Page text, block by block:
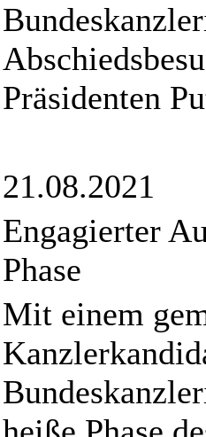
Präsidenten
21.08.2021
Engagierter
Phase
Mit einem